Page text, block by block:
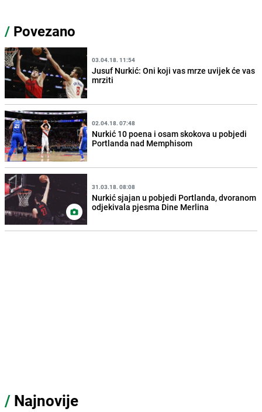
/ Povezano
03.04.18. 11:54
Jusuf Nurkić: Oni koji vas mrze uvijek će vas
mrziti
02.04.18. 07:48
Nurkić 10 poena i osam skokova u pobjedi
Portlanda nad Memphisom
31.03.18. 08:08
Nurkić sjajan u pobjedi Portlanda, dvoranom
odjekivala pjesma Dine Merlina
/ Najnovije